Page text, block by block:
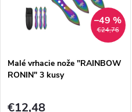
e
p
s
p
€24,76
–49 %
Malé vrhacie nože "RAINBOW
RONIN" 3 kusy
€12,48